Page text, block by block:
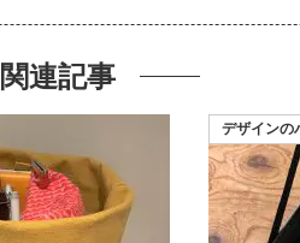
関連記事
デザインの